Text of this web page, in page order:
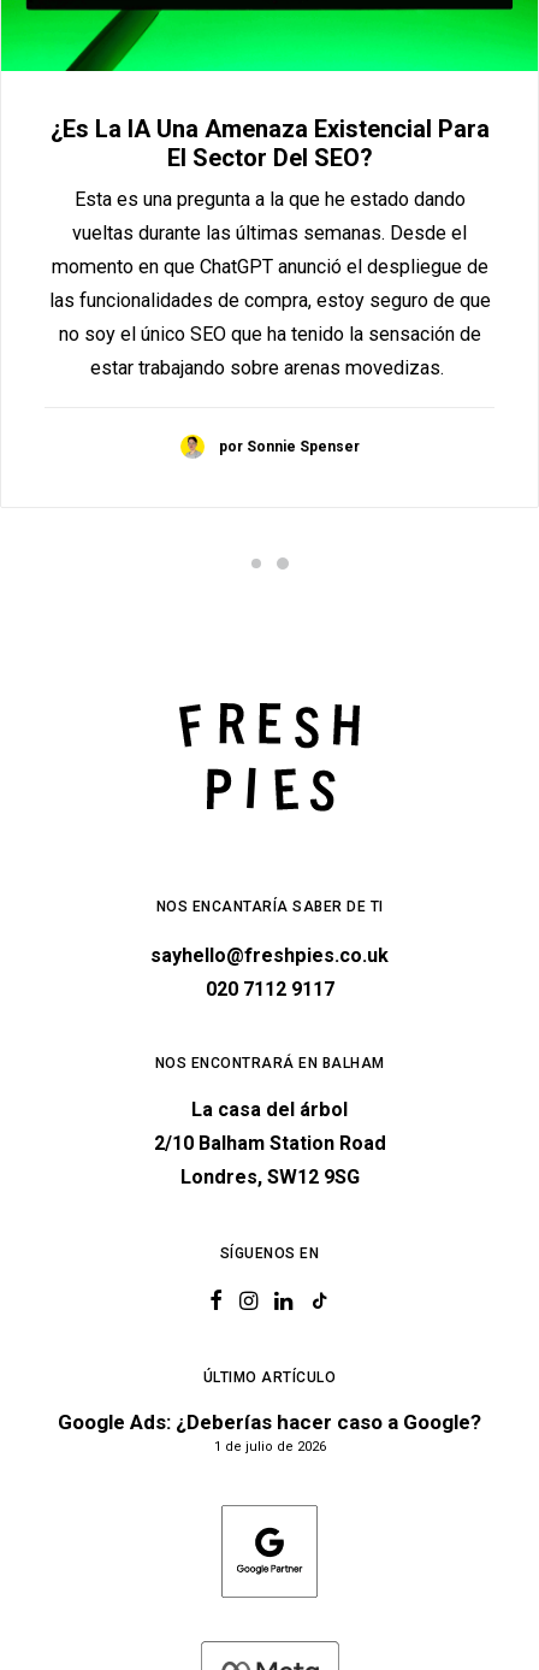
¿Es La IA Una Amenaza Existencial Para
El Sector Del SEO?
Esta es una pregunta a la que he estado dando
vueltas durante las últimas semanas. Desde el
momento en que ChatGPT anunció el despliegue de
las funcionalidades de compra, estoy seguro de que
no soy el único SEO que ha tenido la sensación de
estar trabajando sobre arenas movedizas.
por Sonnie Spenser
NOS ENCANTARÍA SABER DE TI
sayhello@freshpies.co.uk
020 7112 9117
NOS ENCONTRARÁ EN BALHAM
La casa del árbol
2/10 Balham Station Road
Londres, SW12 9SG
SÍGUENOS EN
ÚLTIMO ARTÍCULO
Google Ads: ¿Deberías hacer caso a Google?
1 de julio de 2026